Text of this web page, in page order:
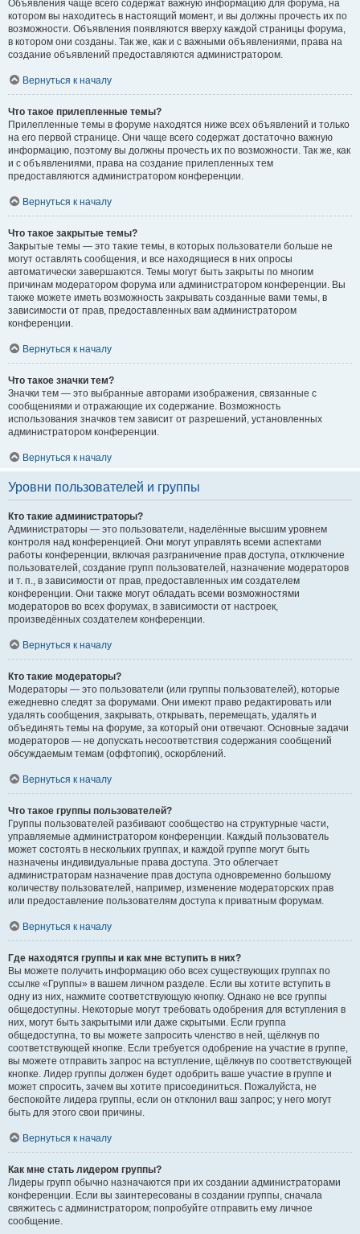
Объявления чаще всего содержат важную информацию для форума, на
котором вы находитесь в настоящий момент, и вы должны прочесть их по
возможности. Объявления появляются вверху каждой страницы форума,
в котором они созданы. Так же, как и с важными объявлениями, права на
создание объявлений предоставляются администратором.
Вернуться к началу
Что такое прилепленные темы?
Прилепленные темы в форуме находятся ниже всех объявлений и только
на его первой странице. Они чаще всего содержат достаточно важную
информацию, поэтому вы должны прочесть их по возможности. Так же, как
и с объявлениями, права на создание прилепленных тем
предоставляются администратором конференции.
Вернуться к началу
Что такое закрытые темы?
Закрытые темы — это такие темы, в которых пользователи больше не
могут оставлять сообщения, и все находящиеся в них опросы
автоматически завершаются. Темы могут быть закрыты по многим
причинам модератором форума или администратором конференции. Вы
также можете иметь возможность закрывать созданные вами темы, в
зависимости от прав, предоставленных вам администратором
конференции.
Вернуться к началу
Что такое значки тем?
Значки тем — это выбранные авторами изображения, связанные с
сообщениями и отражающие их содержание. Возможность
использования значков тем зависит от разрешений, установленных
администратором конференции.
Вернуться к началу
Уровни пользователей и группы
Кто такие администраторы?
Администраторы — это пользователи, наделённые высшим уровнем
контроля над конференцией. Они могут управлять всеми аспектами
работы конференции, включая разграничение прав доступа, отключение
пользователей, создание групп пользователей, назначение модераторов
и т. п., в зависимости от прав, предоставленных им создателем
конференции. Они также могут обладать всеми возможностями
модераторов во всех форумах, в зависимости от настроек,
произведённых создателем конференции.
Вернуться к началу
Кто такие модераторы?
Модераторы — это пользователи (или группы пользователей), которые
ежедневно следят за форумами. Они имеют право редактировать или
удалять сообщения, закрывать, открывать, перемещать, удалять и
объединять темы на форуме, за который они отвечают. Основные задачи
модераторов — не допускать несоответствия содержания сообщений
обсуждаемым темам (оффтопик), оскорблений.
Вернуться к началу
Что такое группы пользователей?
Группы пользователей разбивают сообщество на структурные части,
управляемые администратором конференции. Каждый пользователь
может состоять в нескольких группах, и каждой группе могут быть
назначены индивидуальные права доступа. Это облегчает
администраторам назначение прав доступа одновременно большому
количеству пользователей, например, изменение модераторских прав
или предоставление пользователям доступа к приватным форумам.
Вернуться к началу
Где находятся группы и как мне вступить в них?
Вы можете получить информацию обо всех существующих группах по
ссылке «Группы» в вашем личном разделе. Если вы хотите вступить в
одну из них, нажмите соответствующую кнопку. Однако не все группы
общедоступны. Некоторые могут требовать одобрения для вступления в
них, могут быть закрытыми или даже скрытыми. Если группа
общедоступна, то вы можете запросить членство в ней, щёлкнув по
соответствующей кнопке. Если требуется одобрение на участие в группе,
вы можете отправить запрос на вступление, щёлкнув по соответствующей
кнопке. Лидер группы должен будет одобрить ваше участие в группе и
может спросить, зачем вы хотите присоединиться. Пожалуйста, не
беспокойте лидера группы, если он отклонил ваш запрос; у него могут
быть для этого свои причины.
Вернуться к началу
Как мне стать лидером группы?
Лидеры групп обычно назначаются при их создании администраторами
конференции. Если вы заинтересованы в создании группы, сначала
свяжитесь с администратором; попробуйте отправить ему личное
сообщение.